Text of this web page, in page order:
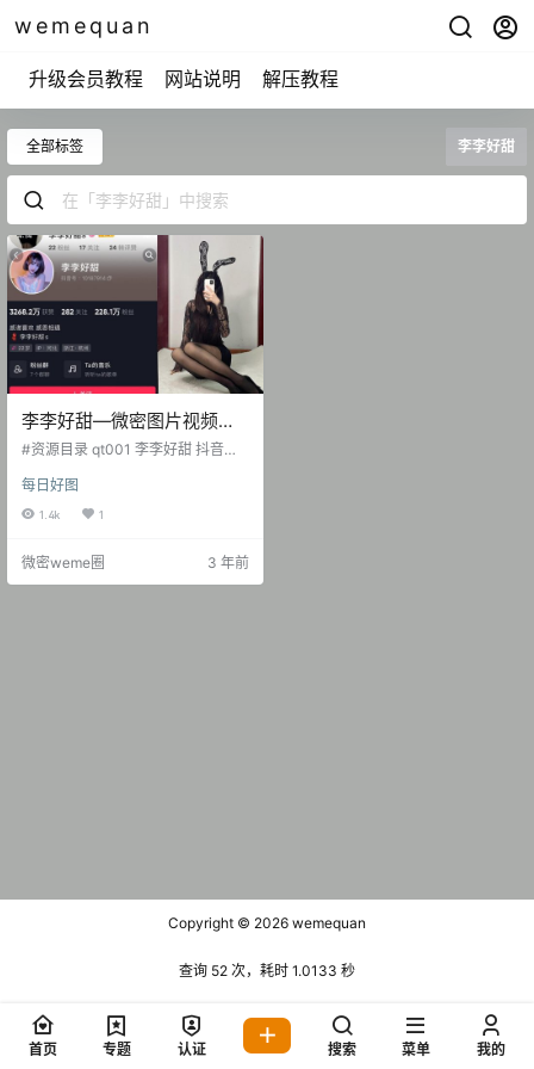
wemequan
升级会员教程 网站说明 解压教程
全部标签 李李好甜
李李好甜—微密图片视频合
集【持续更新】
#资源目录 qt001 李李好甜 抖音无
李好甜 微密圈 NO.001期 【40P8
V】 抖音 李李好甜 微密圈 NO.002
李好甜 微密圈 NO.004期 【28P4
V】 抖音 李李好甜 微密圈 NO.005
每日好图
1.4k 1
微密weme圈 3 年前
Copyright © 2026 wemequan
查询 52 次，耗时 1.0133 秒
首页 专题 认证 搜索 菜单 我的